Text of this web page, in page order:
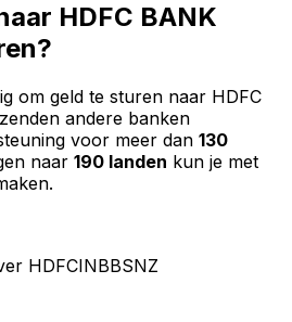
HDFC BANK
om geld te sturen naar HDFC
andere banken
voor meer dan 130
naar 190 landen kun je met
HDFCINBBSNZ